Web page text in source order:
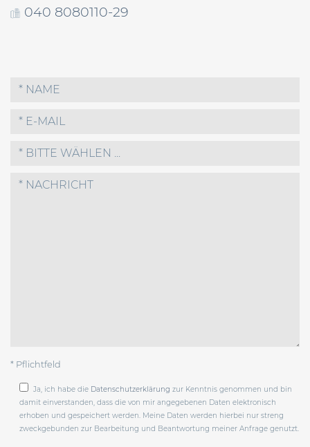
040 8080110-29
* BITTE WÄHLEN ...
* Pflichtfeld
Ja, ich habe die Datenschutzerklärung zur Kenntnis genommen und bin
damit einverstanden, dass die von mir angegebenen Daten elektronisch
erhoben und gespeichert werden. Meine Daten werden hierbei nur streng
zweckgebunden zur Bearbeitung und Beantwortung meiner Anfrage genutzt.